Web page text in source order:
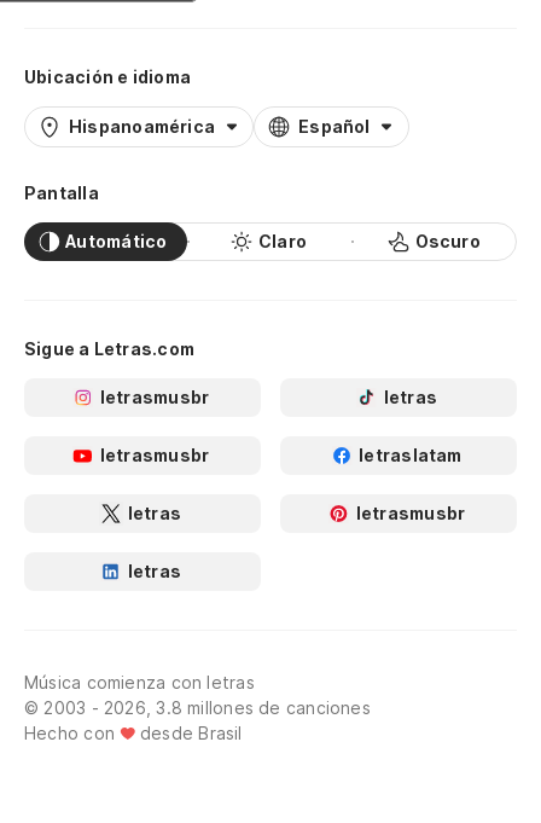
Ubicación e idioma
Hispanoamérica Español
Pantalla
Automático Claro Oscuro
Sigue a Letras.com
letrasmusbr letras
letrasmusbr letraslatam
letras letrasmusbr
letras
Música comienza con letras
© 2003 - 2026, 3.8 millones de canciones
Hecho con
desde Brasil